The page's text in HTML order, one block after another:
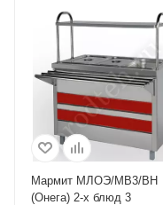
Мармит МЛОЭ/МВ3/ВН
(Онега) 2-х блюд 3